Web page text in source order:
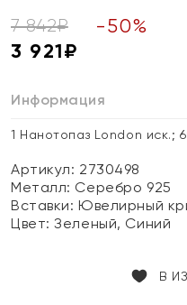
7 842₽ -50%
3 921₽
Информация
1 Нанотопаз London иск.;
Артикул: 2730498
Металл: Серебро 925
Вставки:Ювелирный
Цвет:Зеленый, Синий
В